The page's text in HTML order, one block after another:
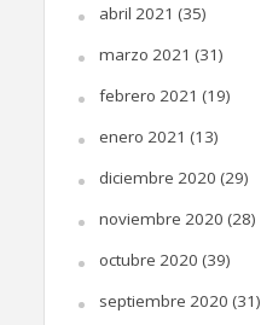
abril 2021 (35)
marzo 2021 (31)
febrero 2021 (19)
enero 2021 (13)
diciembre 2020 (29)
noviembre 2020 (28)
octubre 2020 (39)
septiembre 2020 (31)